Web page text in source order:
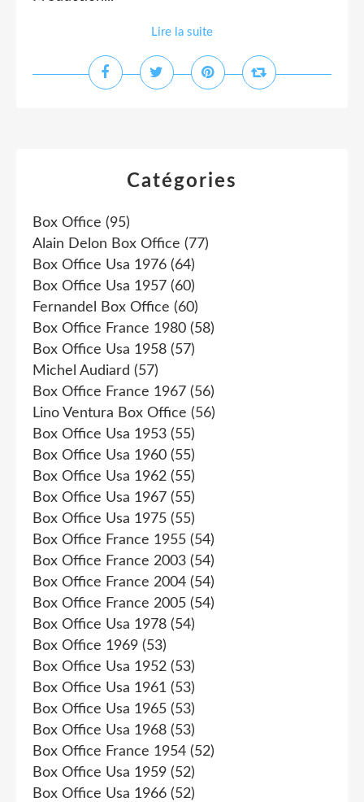
Lire la suite
Catégories
Box Office (95)
Alain Delon Box Office (77)
Box Office Usa 1976 (64)
Box Office Usa 1957 (60)
Fernandel Box Office (60)
Box Office France 1980 (58)
Box Office Usa 1958 (57)
Michel Audiard (57)
Box Office France 1967 (56)
Lino Ventura Box Office (56)
Box Office Usa 1953 (55)
Box Office Usa 1960 (55)
Box Office Usa 1962 (55)
Box Office Usa 1967 (55)
Box Office Usa 1975 (55)
Box Office France 1955 (54)
Box Office France 2003 (54)
Box Office France 2004 (54)
Box Office France 2005 (54)
Box Office Usa 1978 (54)
Box Office 1969 (53)
Box Office Usa 1952 (53)
Box Office Usa 1961 (53)
Box Office Usa 1965 (53)
Box Office Usa 1968 (53)
Box Office France 1954 (52)
Box Office Usa 1959 (52)
Box Office Usa 1966 (52)